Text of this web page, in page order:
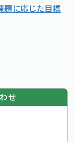
に応じた目標
せ